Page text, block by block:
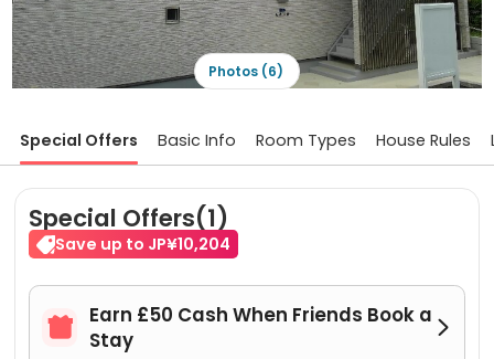
Photos (6)
Special Offers Basic Info Room Types House Rules
Special Offers(1)
Save up to JP¥10,204

Earn £50 Cash When Friends Book a
Stay
